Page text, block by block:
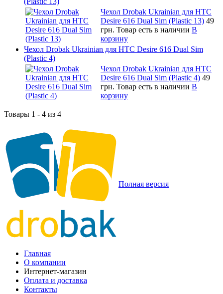
Чехол Drobak Ukrainian для HTC
Desire 616 Dual Sim (Plastic 13) 49
грн. Товар есть в наличии В
корзину
Чехол Drobak Ukrainian для HTC Desire 616 Dual Sim
(Plastic 4)
Чехол Drobak Ukrainian для HTC
Desire 616 Dual Sim (Plastic 4) 49
грн. Товар есть в наличии В
корзину
Товары 1 - 4 из 4
Полная версия
Главная
О компании
Интернет-магазин
Оплата и доставка
Контакты